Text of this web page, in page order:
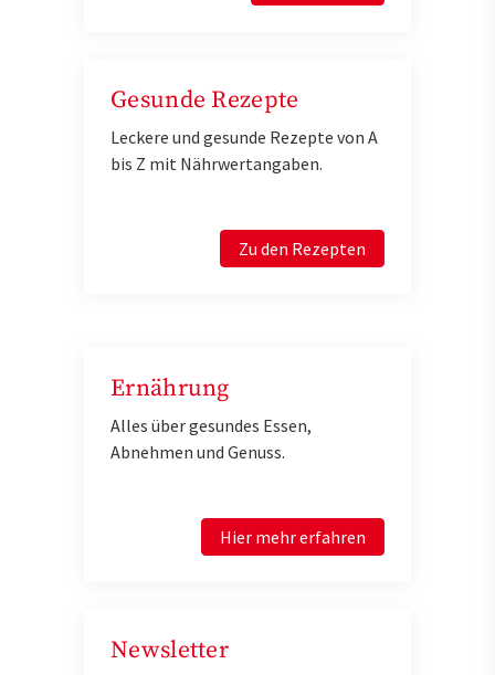
Gesunde Rezepte
Leckere und gesunde Rezepte von A
bis Z mit Nährwertangaben.
Zu den Rezepten
Ernährung
Alles über gesundes Essen,
Abnehmen und Genuss.
Hier mehr erfahren
Newsletter